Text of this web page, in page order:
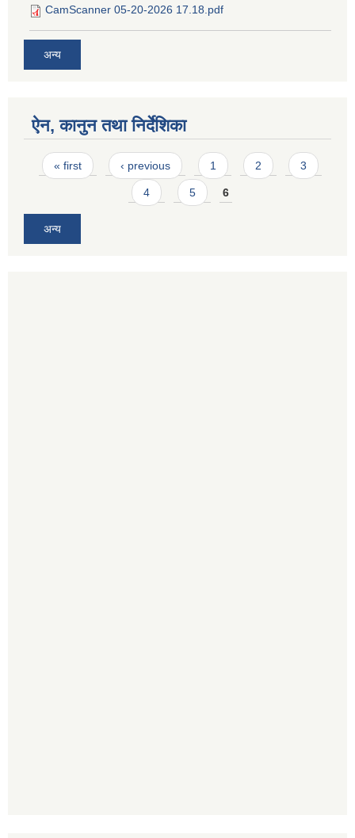
CamScanner 05-20-2026 17.18.pdf
अन्य
ऐन, कानुन तथा निर्देशिका
Pages
« first ‹ previous 1 2 3
4 5 6
अन्य